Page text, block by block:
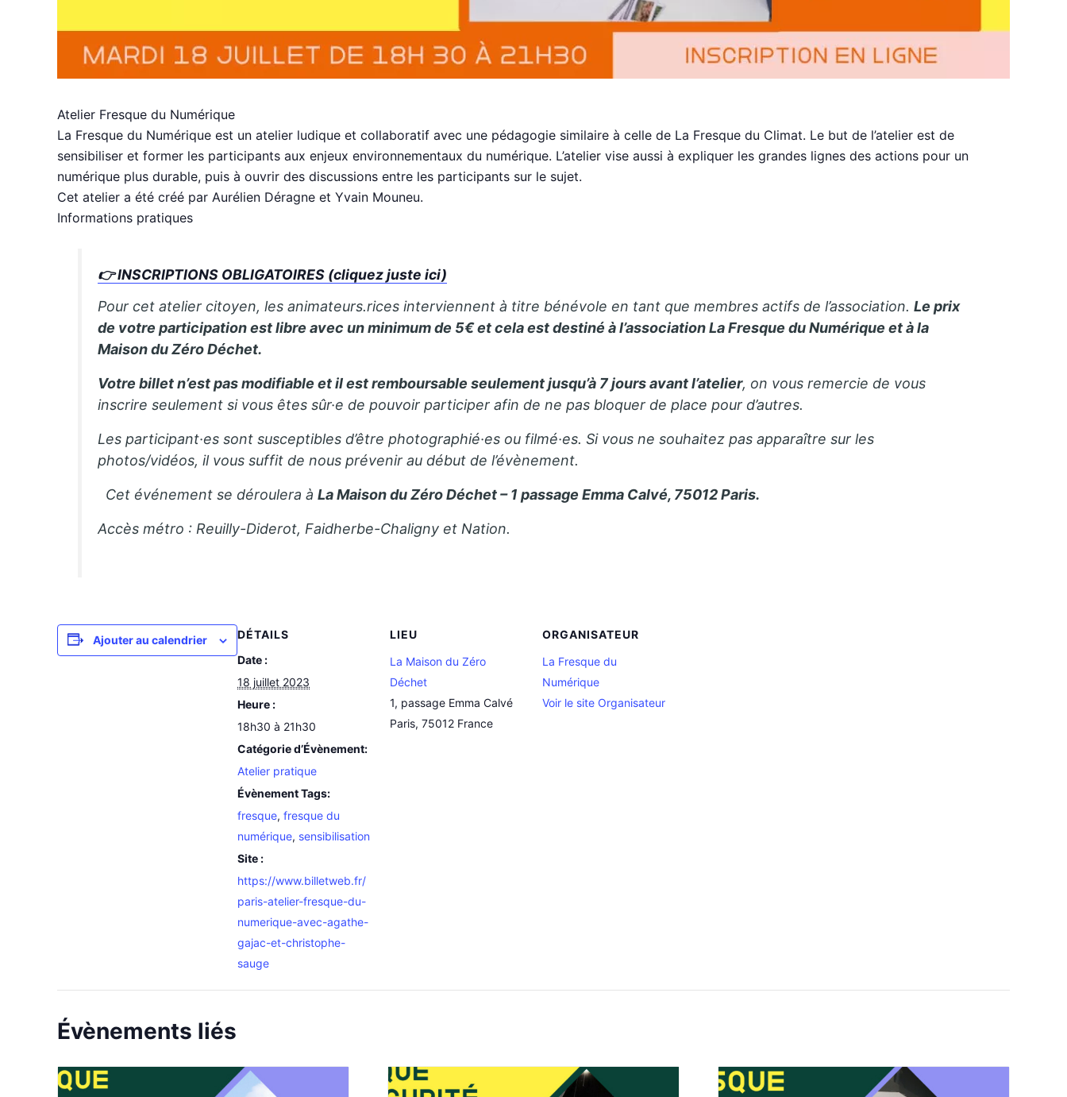
Atelier Fresque du Numérique
La Fresque du Numérique est un atelier ludique et collaboratif avec une pédagogie similaire à celle de La Fresque du Climat. Le but de l’atelier est de
sensibiliser et former les participants aux enjeux environnementaux du numérique. L’atelier vise aussi à expliquer les grandes lignes des actions pour un
numérique plus durable, puis à ouvrir des discussions entre les participants sur le sujet.
Cet atelier a été créé par Aurélien Déragne et Yvain Mouneu.
Informations pratiques
👉INSCRIPTIONS OBLIGATOIRES (cliquez juste ici)
Pour cet atelier citoyen, les animateurs.rices interviennent à titre bénévole en tant que membres actifs de l’association.Le prix
de votre participation est libre avec un minimum de 5€ et cela est destiné à l’association La Fresque du Numérique et à la
Maison du Zéro Déchet.
Votre billet n’est pas modifiable et il est remboursable seulement jusqu’à 7 jours avant l’atelier, on vous remercie de vous
inscrire seulement si vous êtes sûr·e de pouvoir participer afin de ne pas bloquer de place pour d’autres.
Les participant·es sont susceptibles d’être photographié·es ou filmé·es. Si vous ne souhaitez pas apparaître sur les
photos/vidéos, il vous suffit de nous prévenir au début de l’évènement.
Cet événement se déroulera àLa Maison du Zéro Déchet – 1 passage Emma Calvé, 75012 Paris.
Accès métro : Reuilly-Diderot, Faidherbe-Chaligny et Nation.
Ajouter au calendrier
DÉTAILS
Date :
18 juillet 2023
Heure :
18h30 à 21h30
Catégorie d’Évènement:
Atelier pratique
Évènement Tags:
fresque, fresque du
numérique, sensibilisation
Site :
https://www.billetweb.fr/
paris-atelier-fresque-du-
numerique-avec-agathe-
gajac-et-christophe-
sauge
LIEU
La Maison du Zéro
Déchet
1, passage Emma Calvé
Paris, 75012 France
ORGANISATEUR
La Fresque du
Numérique
Voir le site Organisateur
Évènements liés